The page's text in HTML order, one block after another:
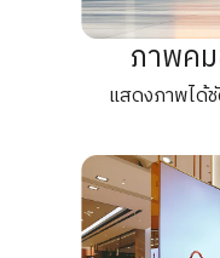
ภาพค
แสดงภาพได้